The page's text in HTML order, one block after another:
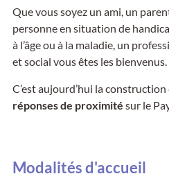
Que vous soyez un ami, un
personne en situation de
à l’âge ou à la maladie, un
et social vous êtes les bienvenus.
C’est aujourd’hui la
réponses de proximité sur le
Modalités d'accueil